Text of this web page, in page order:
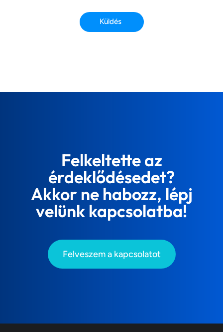
Küldés
Felkeltette az
érdeklődésedet?
Akkor ne habozz, lépj
velünk kapcsolatba!
Felveszem a kapcsolatot